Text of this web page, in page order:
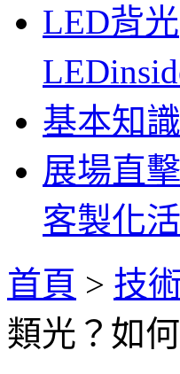
LED背光
基本知識
展場直擊
客製化
首頁 > 技
類光？如